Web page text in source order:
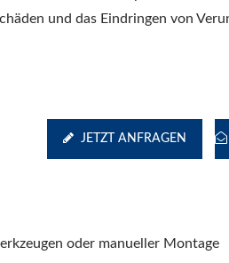
und das Eindringen von
JETZT ANFRAGEN
oder manueller Montage